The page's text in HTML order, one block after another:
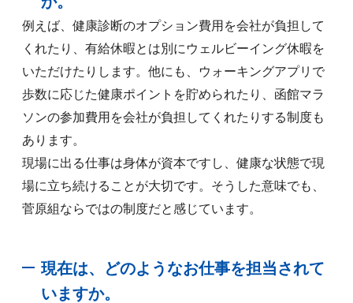
例えば、健康診断のオプション費用を会社が負担して
くれたり、有給休暇とは別にウェルビーイング休暇を
いただけたりします。他にも、ウォーキングアプリで
歩数に応じた健康ポイントを貯められたり、函館マラ
ソンの参加費用を会社が負担してくれたりする制度も
あります。
現場に出る仕事は身体が資本ですし、健康な状態で現
場に立ち続けることが大切です。そうした意味でも、
菅原組ならではの制度だと感じています。
現在は、どのようなお仕事を担当されて
いますか。